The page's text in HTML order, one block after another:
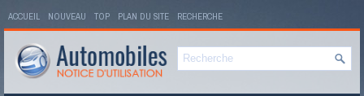
ACCUEIL NOUVEAU TOP PLAN DU SITE RECHERCHE